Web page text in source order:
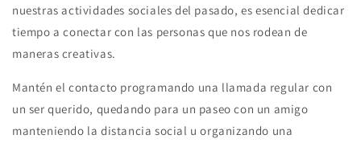
nuestras actividades sociales del pasado, es esencial dedicar
tiempo a conectar con las personas que nos rodean de
maneras creativas.
Mantén el contacto programando una llamada regular con
un ser querido, quedando para un paseo con un amigo
manteniendo la distancia social u organizando una